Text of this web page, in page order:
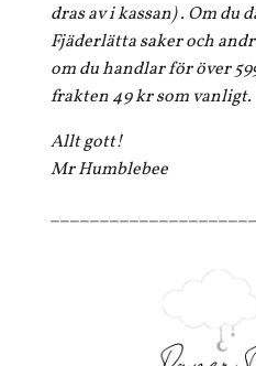
dras av i kassan) . Om du
Fjäderlätta saker och
om du handlar för över
frakten 49 kr som vanligt.
Allt gott!
Mr Humblebee